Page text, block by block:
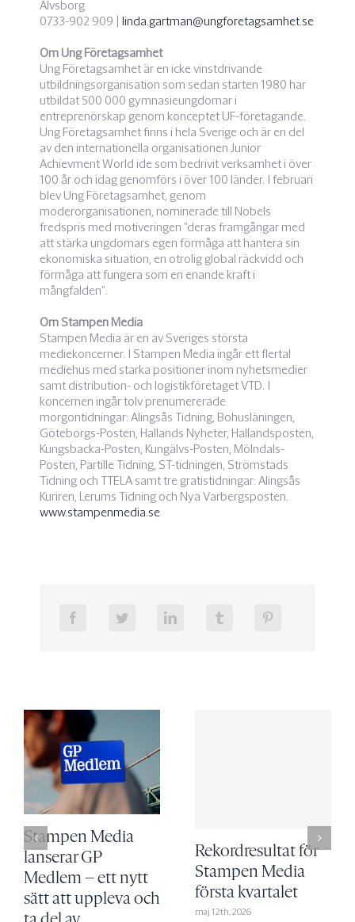
Älvsborg
0733-902 909 | linda.gartman@ungforetagsamhet.se
Om Ung Företagsamhet
Ung Företagsamhet är en icke vinstdrivande
utbildningsorganisation som sedan starten 1980 har
utbildat 500 000 gymnasieungdomar i
entreprenörskap genom konceptet UF-företagande.
Ung Företagsamhet finns i hela Sverige och är en del
av den internationella organisationen Junior
Achievment World ide som bedrivit verksamhet i över
100 år och idag genomförs i över 100 länder. I februari
blev Ung Företagsamhet, genom
moderorganisationen, nominerade till Nobels
fredspris med motiveringen ”deras framgångar med
att stärka ungdomars egen förmåga att hantera sin
ekonomiska situation, en otrolig global räckvidd och
förmåga att fungera som en enande kraft i
mångfalden”.
Om Stampen Media
Stampen Media är en av Sveriges största
mediekoncerner. I Stampen Media ingår ett flertal
mediehus med starka positioner inom nyhetsmedier
samt distribution- och logistikföretaget VTD. I
koncernen ingår tolv prenumererade
morgontidningar: Alingsås Tidning, Bohusläningen,
Göteborgs-Posten, Hallands Nyheter, Hallandsposten,
Kungsbacka-Posten, Kungälvs-Posten, Mölndals-
Posten, Partille Tidning, ST-tidningen, Strömstads
Tidning och TTELA samt tre gratistidningar: Alingsås
Kuriren, Lerums Tidning och Nya Varbergsposten.
www.stampenmedia.se
Stampen Media
lanserar GP
Medlem – ett nytt
sätt att uppleva och
Rekordresultat för
Stampen Media
första kvartalet
maj 12th, 2026